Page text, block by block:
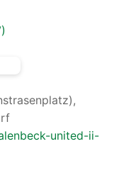
united-ii-